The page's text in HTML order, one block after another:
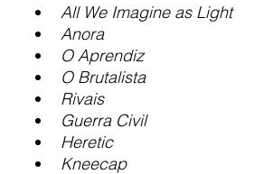
All We Imagine as Light
Anora
O Aprendiz
O Brutalista
Rivais
Guerra Civil
Heretic
Kneecap